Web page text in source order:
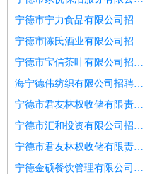
宁德市宁力食品有限公司招聘人力行政总监
宁德市陈氏酒业有限公司招聘数据交换研发总监
宁德市宝信茶叶有限公司招聘总监理工程师
海宁德伟纺织有限公司招聘技术总监
宁德市君友林权收储有限责任公司招聘水运工程监理总监
宁德市汇和投资有限公司招聘安徽田木匠装饰公司灵璧招聘家装设计师
宁德市君友林权收储有限责任公司招聘总监理工程师
宁德金硕餐饮管理有限公司招聘项目营销总监